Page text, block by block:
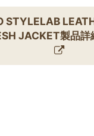
STYLELAB
JACKET製品